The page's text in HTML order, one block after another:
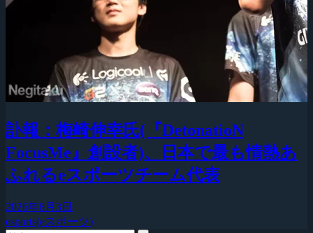
訃報：梅崎伸幸氏(『DetonatioN
FocusMe』創設者)、日本で最も情熱あ
ふれるeスポーツチーム代表
2026年8月3日
esports(eスポーツ)